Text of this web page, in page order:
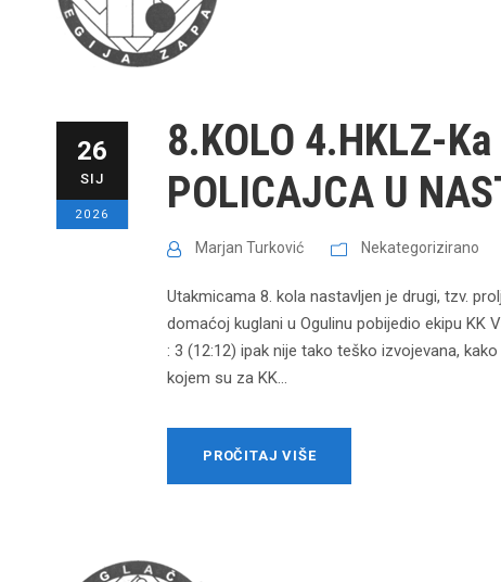
26
SIJ
2026
8.KOLO 4.HKLZ-
POLICAJCA U
Marjan Turković Nekategorizirano
Utakmicama 8. kola nastavljen je drugi, tzv.
domaćoj kuglani u Ogulinu pobijedio ekipu
: 3 (12:12) ipak nije tako teško izvojevana,
kojem su za KK...
PROČITAJ VIŠE